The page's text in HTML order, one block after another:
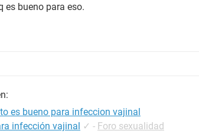
es bueno para eso.
es bueno para infeccion vajinal
infección vajinal ✓ - Foro sexualidad